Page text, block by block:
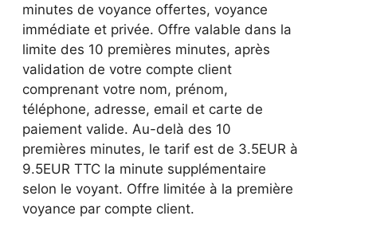
minutes de voyance offertes, voyance
immédiate et privée. Offre valable dans la
limite des 10 premières minutes, après
validation de votre compte client
comprenant votre nom, prénom,
téléphone, adresse, email et carte de
paiement valide. Au-delà des 10
premières minutes, le tarif est de 3.5EUR à
9.5EUR TTC la minute supplémentaire
selon le voyant. Offre limitée à la première
voyance par compte client.